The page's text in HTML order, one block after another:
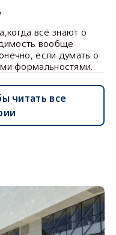
всё знают о
вообще
если думать о
формальностями.
читать все